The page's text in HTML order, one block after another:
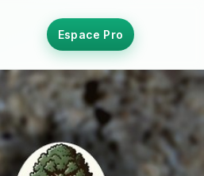
Espace Pro